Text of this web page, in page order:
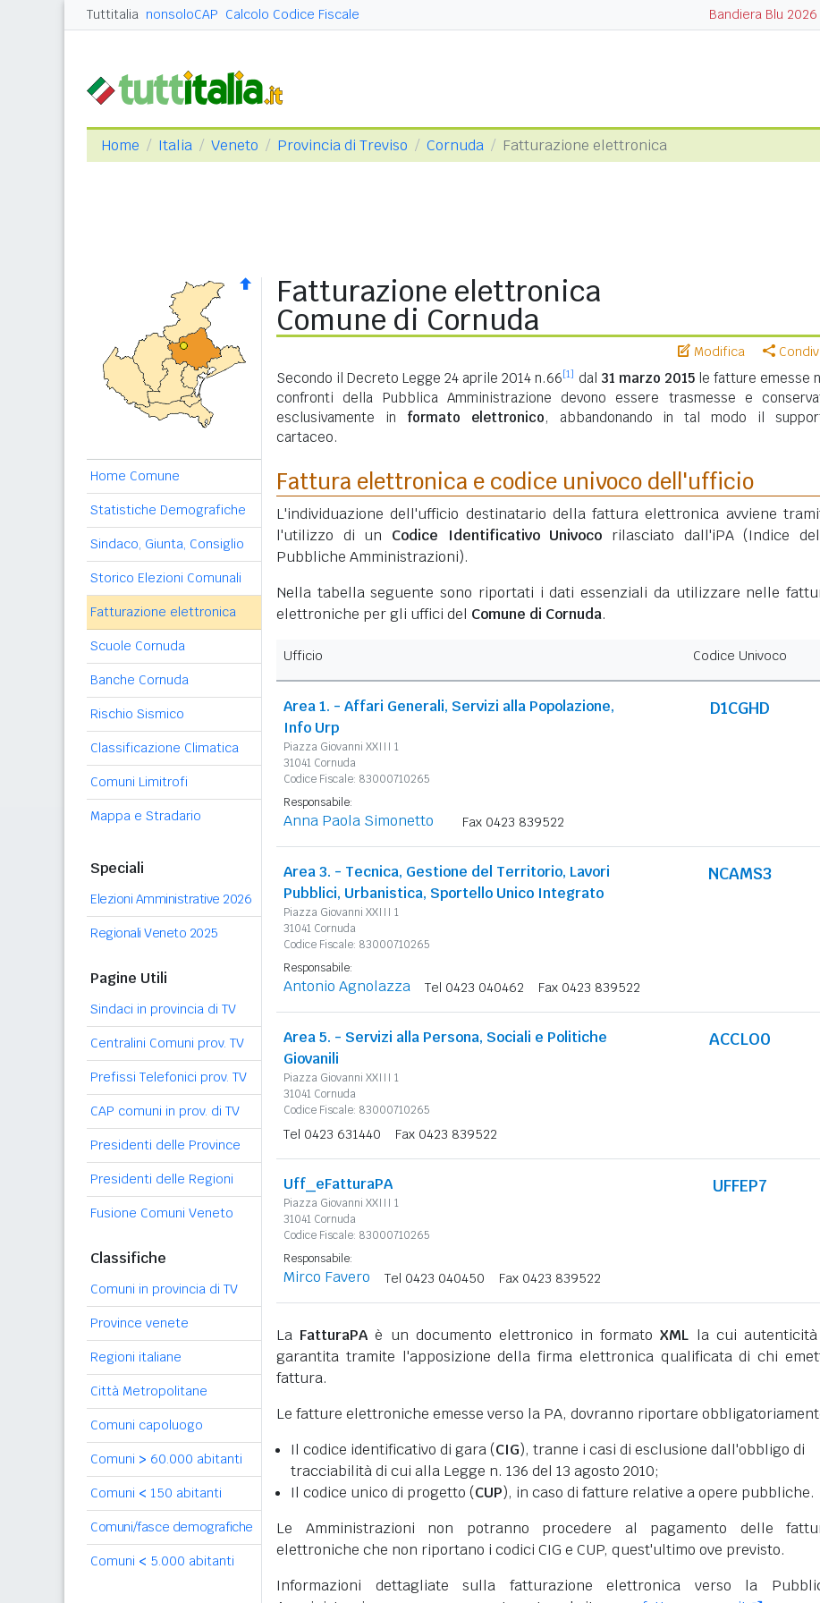
Tuttitalia nonsoloCAP Calcolo Codice Fiscale Bandiera Blu 2026
Home Italia Veneto Provincia di Treviso Cornuda Fatturazione elettronica
Home Comune
Statistiche Demografiche
Sindaco, Giunta, Consiglio
Storico Elezioni Comunali
Fatturazione elettronica
Scuole Cornuda
Banche Cornuda
Rischio Sismico
Classificazione Climatica
Comuni Limitrofi
Mappa e Stradario
Speciali
Elezioni Amministrative 2026
Regionali Veneto 2025
Pagine Utili
Sindaci in provincia di TV
Centralini Comuni prov. TV
Prefissi Telefonici prov. TV
CAP comuni in prov. di TV
Presidenti delle Province
Presidenti delle Regioni
Fusione Comuni Veneto
Classifiche
Comuni in provincia di TV
Province venete
Regioni italiane
Città Metropolitane
Comuni capoluogo
Comuni > 60.000 abitanti
Comuni < 150 abitanti
Comuni/fasce demografiche
Comuni < 5.000 abitanti
Fatturazione elettronica
Comune di Cornuda
Modifica
Secondo il Decreto Legge 24 aprile 2014 n.66[1] dal 31 marzo 2015le fatture emesse
confronti della Pubblica Amministrazione devono essere trasmesse e
esclusivamente in formato elettronico, abbandonando in tal modo il
cartaceo.
Fattura elettronica e codice univoco dell'ufficio
L'individuazione dell'ufficio destinatario della fattura elettronica avviene
l'utilizzo di un Codice Identificativo Univoco rilasciato dall'iPA (Indice
Pubbliche Amministrazioni).
Nella tabella seguente sono riportati i dati essenziali da utilizzare nelle
elettroniche per gli uffici del Comune di Cornuda.
Ufficio Codice Univoco
Area 1. - Affari Generali, Servizi alla Popolazione,
Info Urp
Piazza Giovanni XXIII 1
31041 Cornuda
Codice Fiscale: 83000710265
D1CGHD
Responsabile:
Anna Paola Simonetto Fax 0423 839522
Area 3. - Tecnica, Gestione del Territorio, Lavori
Pubblici, Urbanistica, Sportello Unico Integrato
Piazza Giovanni XXIII 1
31041 Cornuda
Codice Fiscale: 83000710265
NCAMS3
Responsabile:
Antonio Agnolazza Tel 0423 040462 Fax 0423 839522
Area 5. - Servizi alla Persona, Sociali e Politiche
Giovanili
Piazza Giovanni XXIII 1
31041 Cornuda
Codice Fiscale: 83000710265
ACCLO0
Tel 0423 631440 Fax 0423 839522
Uff_eFatturaPA
Piazza Giovanni XXIII 1
31041 Cornuda
Codice Fiscale: 83000710265
UFFEP7
Responsabile:
Mirco Favero Tel 0423 040450 Fax 0423 839522
La FatturaPA è un documento elettronico in formatoXML la cui
garantita tramite l'apposizione della firma elettronica qualificata di chi
fattura.
Le fatture elettroniche emesse verso la PA, dovranno riportare
Il codice identificativo di gara (CIG), tranne i casi di esclusione dall'obbligo di
tracciabilità di cui alla Legge n. 136 del 13 agosto 2010;
Il codice unico di progetto (CUP), in caso di fatture relative a opere pubbliche.
Le Amministrazioni non potranno procedere al pagamento delle
elettroniche che non riportano i codici CIG e CUP, quest'ultimo ove previsto.
Informazioni dettagliate sulla fatturazione elettronica verso la